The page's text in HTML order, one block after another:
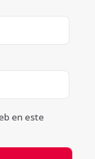
en este